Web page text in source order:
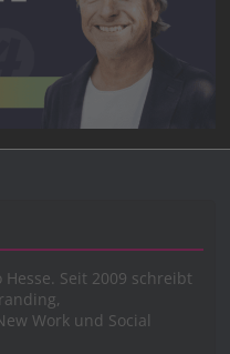
Hesse. Seit 2009 schreibt
Work und Social